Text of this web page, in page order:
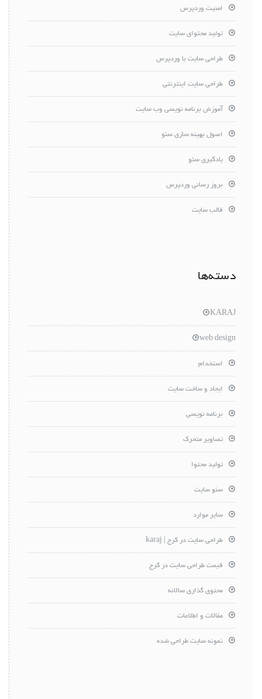
امنیت وردپرس
تولید محتوای سایت
طراحی سایت با وردپرس
طراحی سایت اینترنتی
آموزش برنامه نویسی وب سایت
اصول بهینه سازی سئو
یادگیری سئو
بروز رسانی وردپرس
قالب سایت
دسته‌ها
KARAJ
web design
استخدام
ایجاد و ساخت سایت
برنامه نویسی
تصاویر متحرک
تولید محتوا
سئو سایت
سایر موارد
طراحی سایت در کرج | karaj
قیمت طراحی سایت در کرج
محتوی گذاری سالانه
مقالات و اطلاعات
نمونه سایت طراحی شده